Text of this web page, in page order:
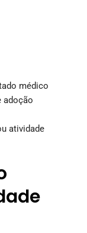
médico
adoção
atividade